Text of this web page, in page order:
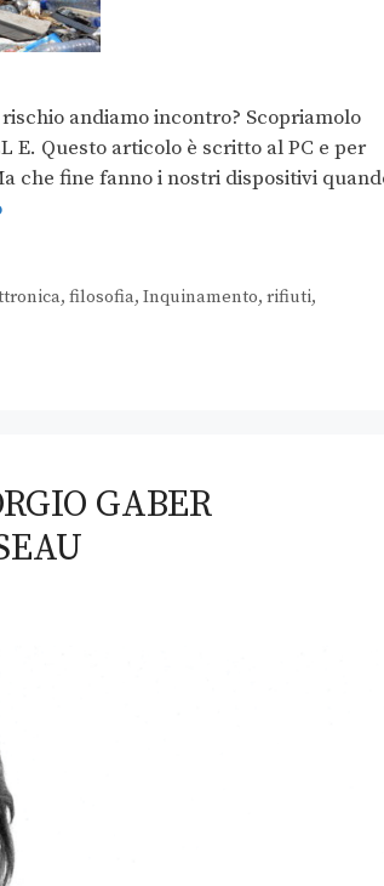
andiamo incontro? Scopriamolo
E. Questo articolo è scritto al PC e per
che fine fanno i nostri dispositivi
, filosofia, Inquinamento, rifiuti,
GABER